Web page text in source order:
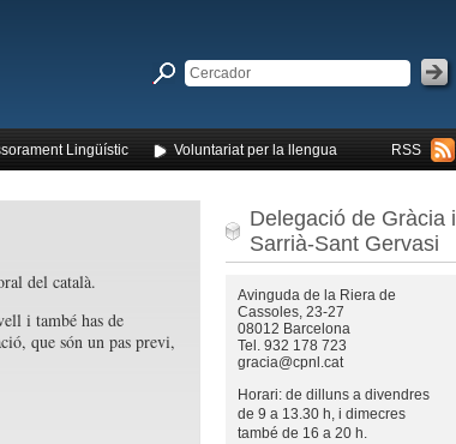
RSS
Lingüístic Voluntariat per la llengua
del català.
i també has de
que són un pas previ,
Delegació de Gràcia i
Sarrià-Sant Gervasi
Avinguda de la Riera de
Cassoles, 23-27
08012 Barcelona
Tel. 932 178 723
gracia@cpnl.cat
Horari: de dilluns a divendres
de 9 a 13.30 h, i dimecres
també de 16 a 20 h.